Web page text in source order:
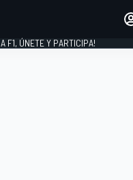
F1, ÚNETE Y PARTICIPA!